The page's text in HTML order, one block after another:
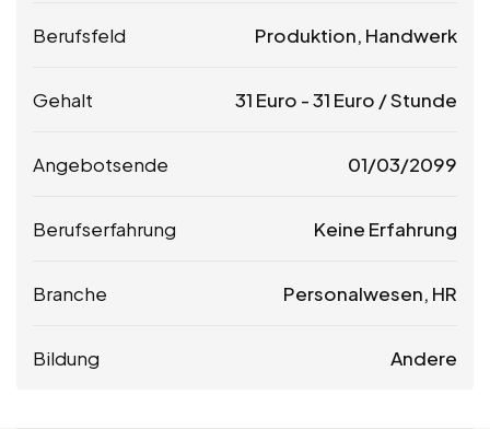
Berufsfeld Produktion, Handwerk
Gehalt 31 Euro -31 Euro / Stunde
Angebotsende 01/03/2099
Berufserfahrung Keine Erfahrung
Branche Personalwesen, HR
Bildung Andere